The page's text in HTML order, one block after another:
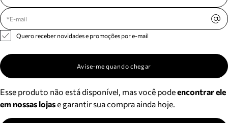
Quero receber novidades e promoções por e-mail
Avise-me quando chegar
Esse produto não está disponível, mas você podeencontrar ele
em nossas lojase garantir sua compra ainda hoje.